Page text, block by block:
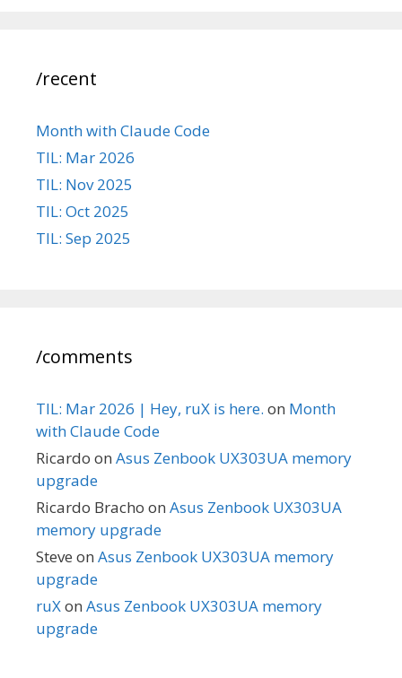
/recent
Month with Claude Code
TIL: Mar 2026
TIL: Nov 2025
TIL: Oct 2025
TIL: Sep 2025
/comments
TIL: Mar 2026 | Hey, ruX is here. on Month
with Claude Code
Ricardo on Asus Zenbook UX303UA memory
upgrade
Ricardo Bracho on Asus Zenbook UX303UA
memory upgrade
Steve on Asus Zenbook UX303UA memory
upgrade
ruXon Asus Zenbook UX303UA memory
upgrade